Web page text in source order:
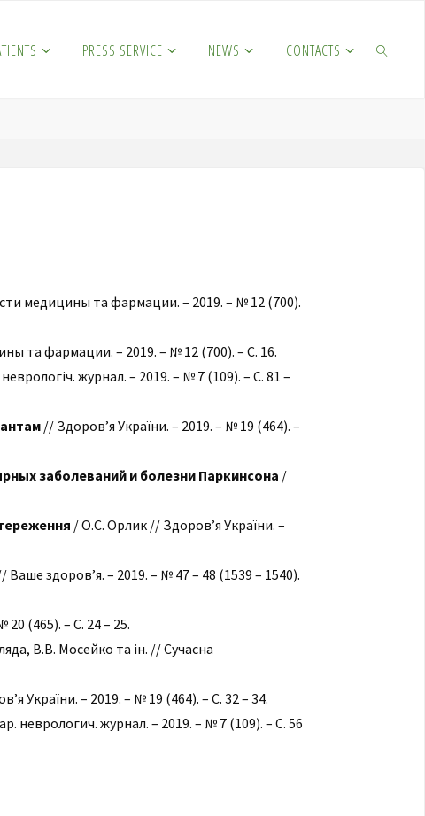
PRESS SERVICE NEWS CONTACTS
медицины та фармации. – 2019. – № 12 (700).
та фармации. – 2019. – № 12 (700). – С. 16.
журнал. – 2019. – № 7 (109). – С. 81 –
// Здоров’я України. – 2019. – № 19 (464). –
заболеваний и болезни Паркинсона /
/ О.С. Орлик // Здоров’я України. –
здоров’я. – 2019. – № 47 – 48 (1539 – 1540).
20 (465). – С. 24 – 25.
В.В. Мосейко та ін. // Сучасна
України. – 2019. – № 19 (464). – С. 32 – 34.
неврологич. журнал. – 2019. – № 7 (109). – С. 56